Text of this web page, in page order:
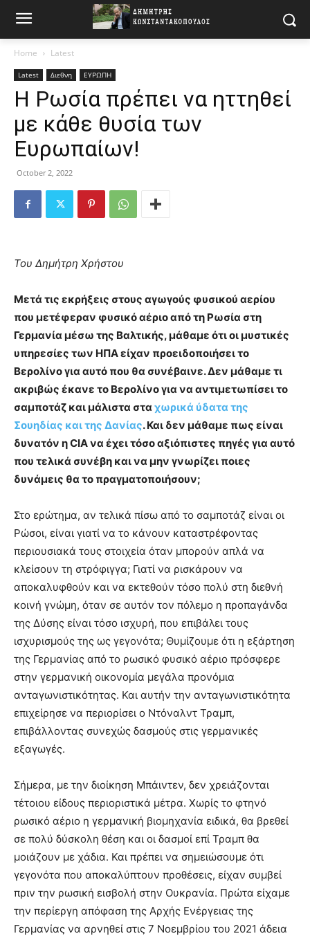
Home Latest
Latest Διεθνη ΕΥΡΩΠΗ
Η Ρωσία πρέπει να ηττηθεί
με κάθε θυσία των
Ευρωπαίων!
October 2, 2022
Του Δημήτρη Χρήστου
Μετά τις εκρήξεις στους αγωγούς φυσικού αερίου
που μετέφεραν φυσικό αέριο από τη Ρωσία στη
Γερμανία μέσω της Βαλτικής, μάθαμε ότι οι μυστικές
υπηρεσίες των ΗΠΑ είχαν προειδοποιήσει το
Βερολίνο για αυτό που θα συνέβαινε. Δεν μάθαμε τι
ακριβώς έκανε το Βερολίνο για να αντιμετωπίσει το
σαμποτάζ και μάλιστα στα χωρικά ύδατα της
Σουηδίας και της Δανίας. Και δεν μάθαμε πως είναι
δυνατόν η CIA να έχει τόσο αξιόπιστες πηγές για αυτό
που τελικά συνέβη και να μην γνωρίζει ποιες
δυνάμεις θα το πραγματοποιήσουν;
Στο ερώτημα, αν τελικά πίσω από το σαμποτάζ είναι οι
Ρώσοι, είναι γιατί να το κάνουν καταστρέφοντας
περιουσιακά τους στοιχεία όταν μπορούν απλά να
κλείσουν τη στρόφιγγα; Γιατί να ρισκάρουν να
αποκαλυφθούν και να εκτεθούν τόσο πολύ στη διεθνή
κοινή γνώμη, όταν σε αυτόν τον πόλεμο η προπαγάνδα
της Δύσης είναι τόσο ισχυρή, που επιβάλει τους
ισχυρισμούς της ως γεγονότα; Θυμίζουμε ότι η εξάρτηση
της Γερμανίας από το ρωσικό φυσικό αέριο πρόσφερε
στην γερμανική οικονομία μεγάλα προνόμια
ανταγωνιστικότητας. Και αυτήν την ανταγωνιστικότητα
επιχείρησε να περιορίσει ο Ντόναλντ Τραμπ,
επιβάλλοντας συνεχώς δασμούς στις γερμανικές
εξαγωγές.
Σήμερα, με την διοίκηση Μπάιντεν, δεν χρειάζονται
τέτοιου είδους περιοριστικά μέτρα. Χωρίς το φτηνό
ρωσικό αέριο η γερμανική βιομηχανία ειδικά, θα βρεθεί
σε πολύ δύσκολη θέση και οι δασμοί επί Τραμπ θα
μοιάζουν με χάδια. Και πρέπει να σημειώσουμε ότι
γεγονότα που αποκαλύπτουν προθέσεις, είχαν συμβεί
πριν την ρωσική εισβολή στην Ουκρανία. Πρώτα είχαμε
την περίεργη απόφαση της Αρχής Ενέργειας της
Γερμανίας να αρνηθεί στις 7 Νοεμβρίου του 2021 άδεια